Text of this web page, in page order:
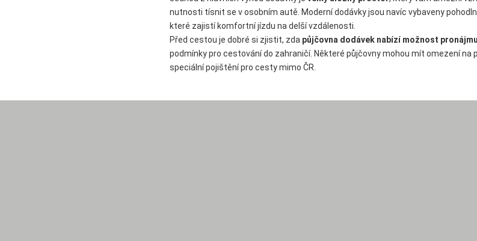
nutnosti tísnit se v osobním autě. Moderní dodávky jsou navíc vybaveny
které zajistí komfortní jízdu na delší vzdálenosti.
Před cestou je dobré si zjistit, zda půjčovna dodávek nabízí možnost
podmínky pro cestování do zahraničí. Některé půjčovny mohou mít omezení
speciální pojištění pro cesty mimo ČR.